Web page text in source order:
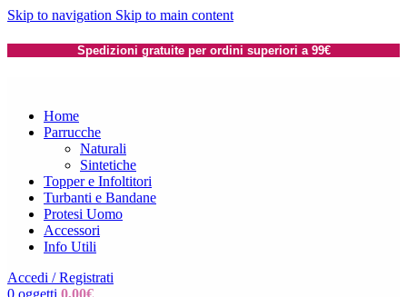
Skip to navigation Skip to main content
Spedizioni gratuite per ordini superiori a 99€
Home
Parrucche
Naturali
Sintetiche
Topper e Infoltitori
Turbanti e Bandane
Protesi Uomo
Accessori
Info Utili
Accedi / Registrati